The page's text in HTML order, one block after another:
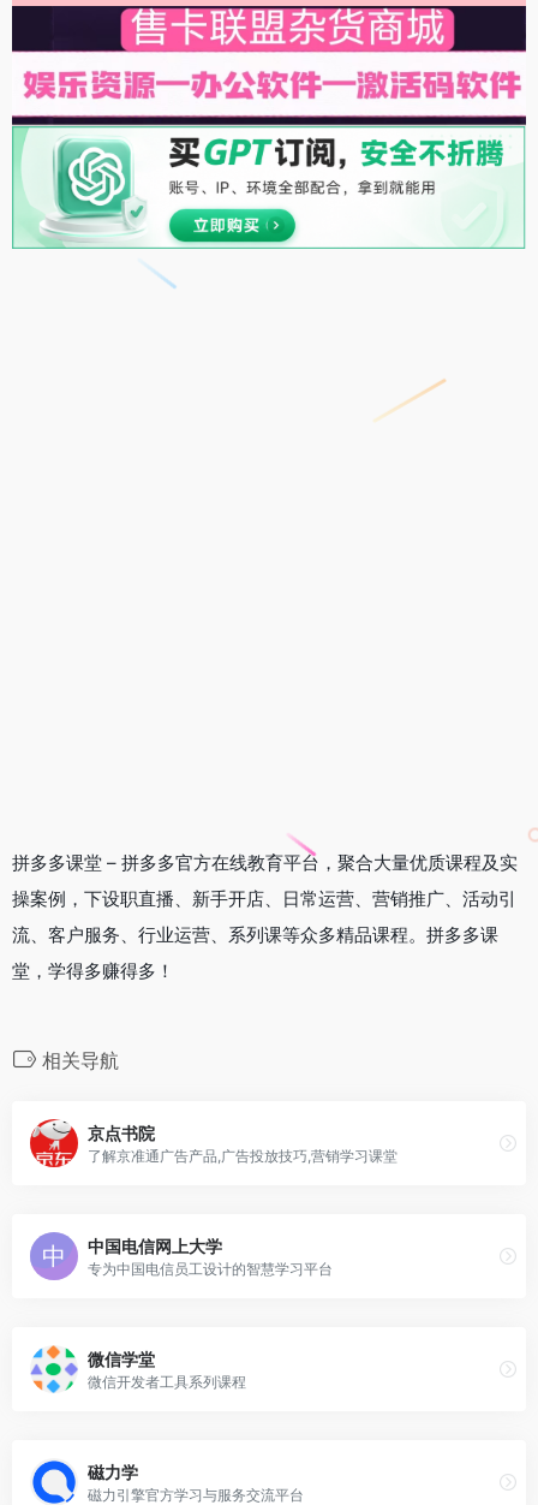
拼多多课堂 – 拼多多官方在线教育平台，聚合大量优质课程及实
操案例，下设职直播、新手开店、日常运营、营销推广、活动引
流、客户服务、行业运营、系列课等众多精品课程。拼多多课
堂，学得多赚得多！
相关导航
京点书院
了解京准通广告产品,广告投放技巧,营销学习课堂
中国电信网上大学
专为中国电信员工设计的智慧学习平台
微信学堂
微信开发者工具系列课程
磁力学
磁力引擎官方学习与服务交流平台